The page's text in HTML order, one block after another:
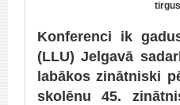
Konferenci ik
(LLU) Jelgavā
labākos zinātniski
skolēnu 45.